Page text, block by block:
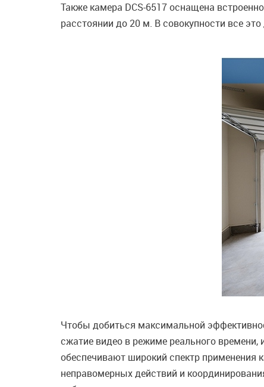
Также камера DCS-6517 оснащена
расстоянии до 20 м. В совокупности все
Чтобы добиться максимальной
сжатие видео в режиме реального
обеспечивают широкий спектр
неправомерных действий и